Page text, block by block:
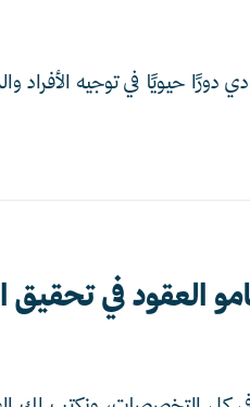
حيويًا في توجيه الأفراد
العقود في تحقيق